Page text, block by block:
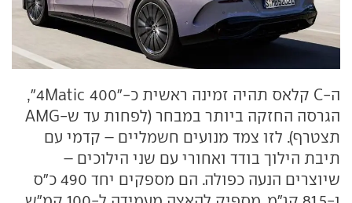
ה-C קלאס תהיה זמינה ראשית כ-"400 4Matic",
הגרסה החזקה ביותר במבחר (לפחות עד ש-AMG
תצטרף). לזו צמד מנועים חשמליים – קדמי עם
תיבת הילוך בודד ואחורי עם שני הילוכים –
שיוצרים הנעה כפולה. הם מספקים יחד 490 כ"ס